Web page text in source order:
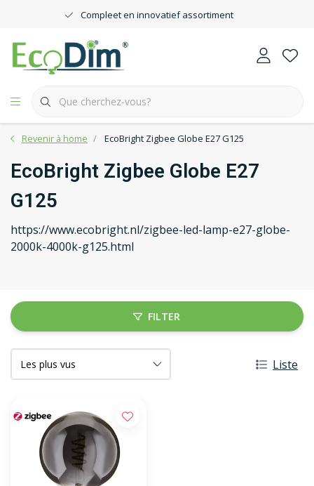
Compleet en innovatief assortiment
Revenir à home EcoBright Zigbee Globe E27 G125
EcoBright Zigbee Globe E27
G125
https://www.ecobright.nl/zigbee-led-lamp-e27-globe-
2000k-4000k-g125.html
FILTER
Liste